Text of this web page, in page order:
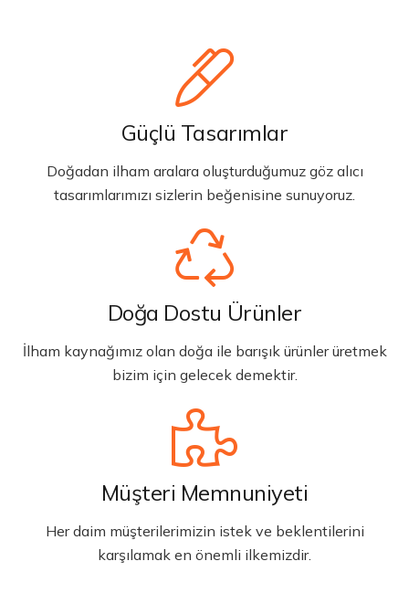
Güçlü Tasarımlar
Doğadan ilham aralara oluşturduğumuz göz alıcı
tasarımlarımızı sizlerin beğenisine sunuyoruz.
Doğa Dostu Ürünler
İlham kaynağımız olan doğa ile barışık ürünler üretmek
bizim için gelecek demektir.
Müşteri Memnuniyeti
Her daim müşterilerimizin istek ve beklentilerini
karşılamak en önemli ilkemizdir.